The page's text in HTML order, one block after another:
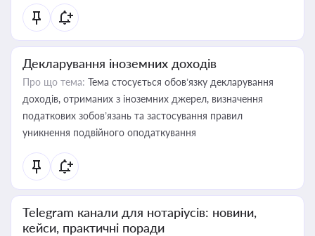
Декларування іноземних доходів
Про що тема: Тема стосується обов’язку декларування
доходів, отриманих з іноземних джерел, визначення
податкових зобов’язань та застосування правил
уникнення подвійного оподаткування
Telegram канали для нотаріусів: новини,
кейси, практичні поради